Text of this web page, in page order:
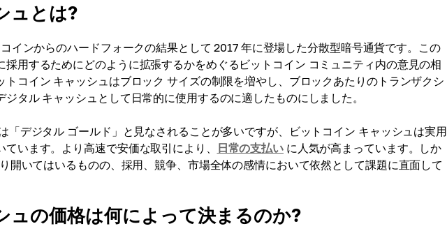
ュとは?
インからのハードフォークの結果として 2017 年に登場した分散型暗号通貨です。この
用するためにどのように拡張するかをめぐるビットコイン コミュニティ内の意見の相
コイン キャッシュはブロック サイズの制限を増やし、ブロックあたりのトランザクシ
タル キャッシュとして日常的に使用するのに適したものにしました。
「デジタル ゴールド」と見なされることが多いですが、ビットコイン キャッシュは実用
います。より高速で安価な取引により、
日常の支払いに人気が高まっています。しか
開いてはいるものの、採用、競争、市場全体の感情において依然として課題に直面して
ュの価格は何によって決まるのか?